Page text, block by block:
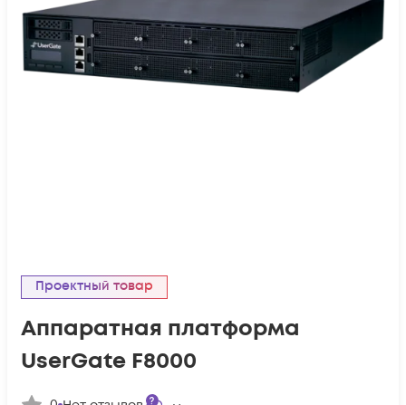
Проектный товар
Аппаратная платформа
UserGate F8000